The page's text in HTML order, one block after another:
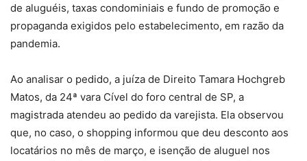
de aluguéis, taxas condominiais e fundo de promoção e
propaganda exigidos pelo estabelecimento, em razão da
pandemia.
Ao analisar o pedido, a juíza de Direito Tamara Hochgreb
Matos, da 24ª vara Cível do foro central de SP, a
magistrada atendeu ao pedido da varejista. Ela observou
que, no caso, o shopping informou que deu desconto aos
locatários no mês de março, e isenção de aluguel nos